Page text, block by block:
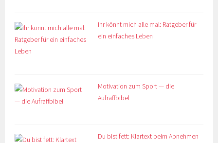
Ihr könnt mich alle mal: Ratgeber für
ein einfaches Leben
Motivation zum Sport — die
Aufraffbibel
Du bist fett: Klartext beim Abnehmen